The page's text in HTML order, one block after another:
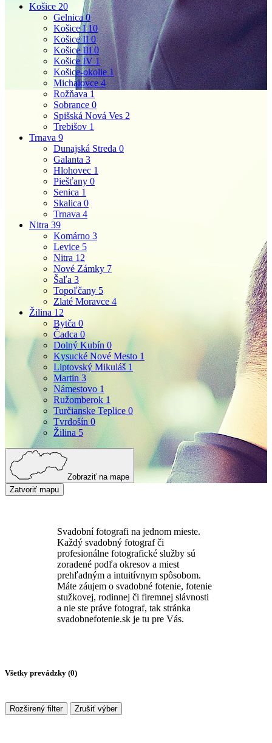
Košice 20
Gelnica0
Košice I10
Košice II0
Košice III0
Košice IV1
Košice-okolie1
Michalovce4
Rožňava 1
Sobrance 0
Spišská Nová Ves 2
Trebišov 1
Trnava 9
Dunajská Streda 0
Galanta 3
Hlohovec 1
Piešťany 0
Senica 1
Skalica 0
Trnava 4
Nitra 39
Komárno 3
Levice 5
Nitra 12
Nové Zámky 7
Šaľa 3
Topoľčany 5
Zlaté Moravce 4
Žilina 12
Bytča 0
Čadca 0
Dolný Kubín 0
Kysucké Nové Mesto 1
Liptovský Mikuláš 1
Martin3
Námestovo 1
Ružomberok 1
Turčianske Teplice 0
Tvrdošín0
Žilina 5
Zobraziť na mape
Zatvoriť mapu
Svadobní fotografi na jednom mieste.
Každý svadobný fotograf či
profesionálne fotografické služby sú
zoradené podľa okresov a miest
prehľadným a intuitívnym spôsobom.
Máte záujem o svadobné fotenie, fotenie
stužkovej, rodinnej či firemnej slávnosti
a nie ste práve fotograf, tak stránka
svadobnefotenie.sk je tu pre Vás.
Všetky prevádzky (0)
Rozširený filter Zrušiť výber